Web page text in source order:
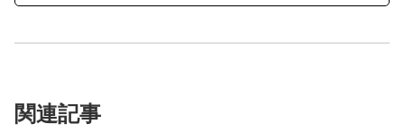
関連記事